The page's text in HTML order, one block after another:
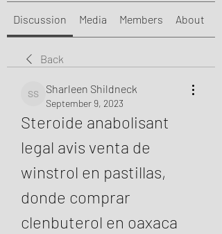
Discussion Media Members About
Back
Sharleen Shildneck
Sharleen Shildneck
September 9, 2023
Steroide anabolisant
legal avis venta de
winstrol en pastillas,
donde comprar
clenbuterol en oaxaca